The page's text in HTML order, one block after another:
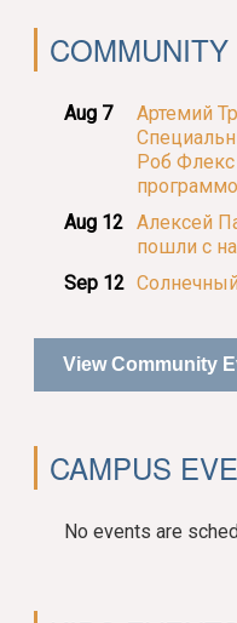
Aug 7
Артемий
Роб
Aug 12 Алексей
пошли с
Sep 12
View Community
CAMPUS
No events are